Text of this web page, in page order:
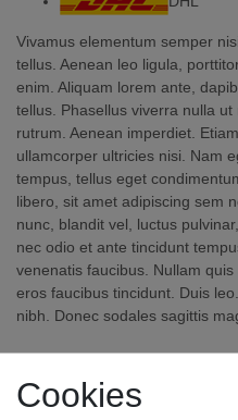
Vivamus elementum semper
tellus. Aenean leo ligula,
enim. Aliquam lorem ante,
tellus. Phasellus viverra nulla
rutrum. Aenean imperdiet.
ullamcorper ultricies nisi. Nam
tempus, tellus eget
libero, sit amet adipiscing sem
nunc, blandit vel, luctus
nec odio et ante tincidunt
venenatis faucibus. Nullam
eros faucibus tincidunt. Duis
nibh. Donec sodales sagittis
Cookies